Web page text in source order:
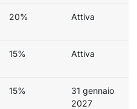
20% Attiva
15% Attiva
15%
31 gennaio
2027